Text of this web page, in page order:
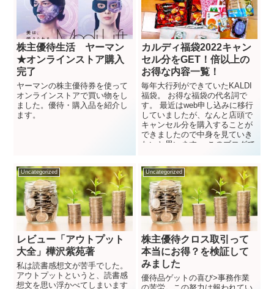
株主優待生活 ヤーマン
★オンラインストア購入
完了
ヤーマンの株主優待券を使って
オンラインストアで買い物をし
ました。優待・購入品を紹介し
ます。
カルディ福袋2022キャン
セル分をGET！倍以上の
お得な内容一覧！
毎年大行列ができていたKALDI
福袋。 お得な福袋の代名詞で
す。 最近はweb申し込みに移行
していましたが、なんと店頭で
キャンセル分を購入することが
できましたので中身を見ていき
たいと思います。 このブログで
Uncategorized
レビュー「アウトプット
大全」樺沢紫苑著
私は読書感想文が苦手でした。
アウトプットというと、読書感
想文を思い浮かべてしまいます
Uncategorized
株主優待クロス取引って
本当にお得？を検証して
みました
優待品ゲットの喜び>事務作業